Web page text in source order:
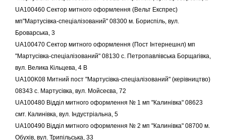
UA100460 Сектор митного оформлення (Вельт Експрес)
мп"Мартусівка-спеціалізований" 08300 м. Бориспіль, вул.
Броварська, 3
UA100470 Сектор митного оформлення (Пост Інтернешнл) мп
"Мартусівка-спеціалізований" 08130 c. Петропавлівська Борщагівка,
вул. Велика Кільцева, 4 В
UA100K08 Митний пост "Мартусівка-спеціалізований" (керівництво)
08343 с. Мартусівка, вул. Мойсеєва, 72
UA100480 Відділ митного оформлення № 1 мп "Калинівка" 08623
смт. Калинівка, вул. Індустріальна, 5
UA100490 Відділ митного оформлення № 2 мп "Калинівка" 08700 м.
Обухів, вул. Трипільська, 33